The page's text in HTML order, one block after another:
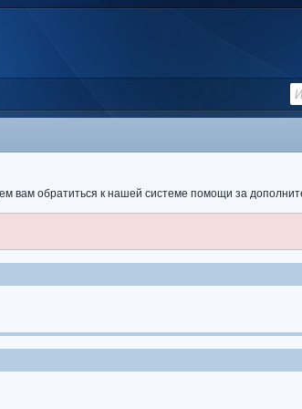
вам обратиться к нашей системе помощи за